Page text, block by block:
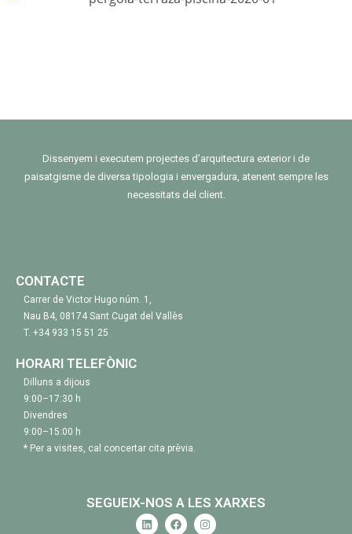
Dissenyem i executem projectes d’arquitectura exterior i de
paisatgisme de diversa tipologia i envergadura, atenent sempre les
necessitats del client.
CONTACTE
Carrer de Victor Hugo núm. 1,
Nau B4, 08174 Sant Cugat del Vallès
T. +34 933 15 51 25
HORARI TELEFÒNIC
Dilluns a dijous
9:00–17:30 h
Divendres
9:00–15:00 h
* Per a visites, cal concertar cita prèvia.
SEGUEIX-NOS A LES XARXES